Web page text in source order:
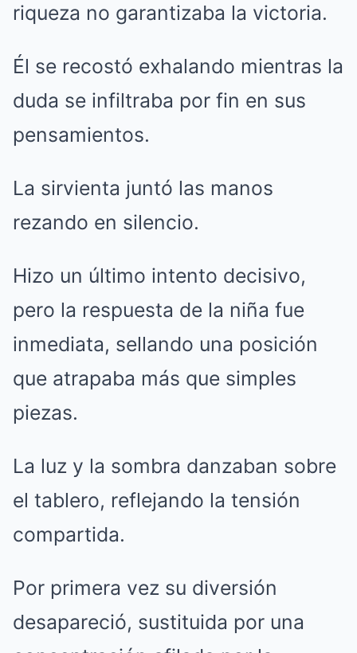
riqueza no garantizaba la victoria.
Él se recostó exhalando mientras la
duda se infiltraba por fin en sus
pensamientos.
La sirvienta juntó las manos
rezando en silencio.
Hizo un último intento decisivo,
pero la respuesta de la niña fue
inmediata, sellando una posición
que atrapaba más que simples
piezas.
La luz y la sombra danzaban sobre
el tablero, reflejando la tensión
compartida.
Por primera vez su diversión
desapareció, sustituida por una